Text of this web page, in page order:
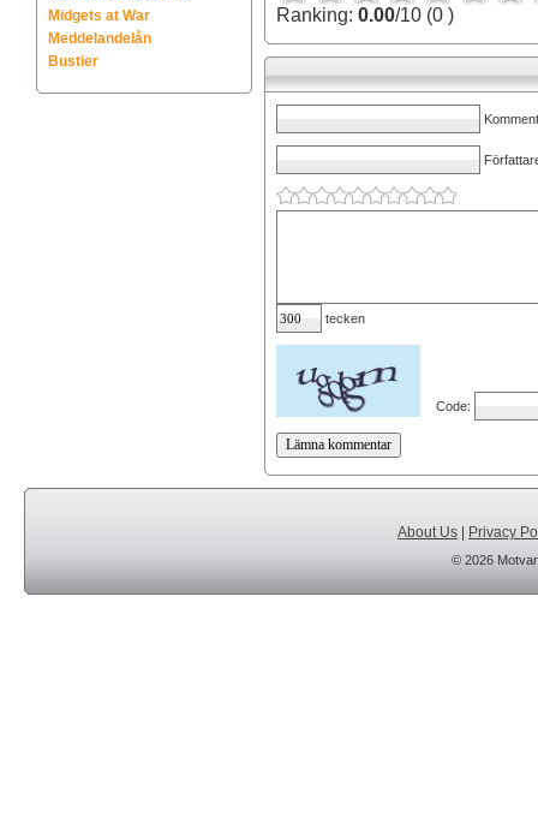
Midgets at War
Meddelandelån
Bustier
Ranking: 0.00/10 (0 )
tecken
Code:
About Us Privacy
© 2026